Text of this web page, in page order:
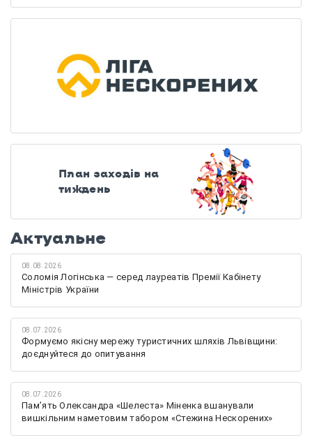
План заходів на
тиждень
Актуальне
08.08.2026
Соломія Логінська — серед лауреатів Премії Кабінету
Міністрів України
08.07.2026
Формуємо якісну мережу туристичних шляхів Львівщини:
доєднуйтеся до опитування
08.07.2026
Памʼять Олександра «Шелеста» Міненка вшанували
вишкільним наметовим табором «Стежина Нескорених»